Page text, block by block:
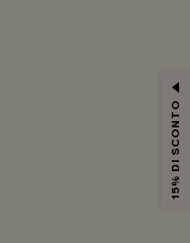
15% DI SCONTO